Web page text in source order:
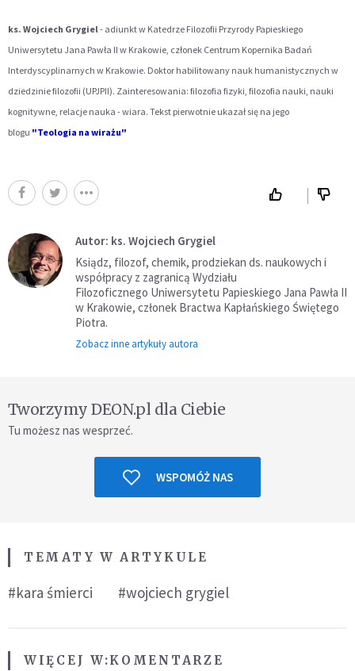
ks. Wojciech Grygiel- adiunkt w Katedrze Filozofii Przyrody Papieskiego
Uniwersytetu Jana Pawła II w Krakowie, członek Centrum Kopernika Badań
Interdyscyplinarnych w Krakowie. Doktor habilitowany nauk humanistycznych w
dziedzinie filozofii (UPJPII). Zainteresowania: filozofia fizyki, filozofia nauki, nauki
kognitywne, relacje nauka - wiara. Tekst pierwotnie ukazał się na jego
blogu "Teologia na wirażu"
Autor: ks. Wojciech Grygiel
Ksiądz, filozof, chemik, prodziekan ds. naukowych i
współpracy z zagranicą Wydziału
Filozoficznego Uniwersytetu Papieskiego Jana Pawła II
w Krakowie, członek Bractwa Kapłańskiego Świętego
Piotra.
Zobacz inne artykuły autora
Tworzymy DEON.pl dla Ciebie
Tu możesz nas wesprzeć.
WSPOMÓŻ NAS
TEMATY W ARTYKULE
#kara śmierci #wojciech grygiel
WIĘCEJ W:KOMENTARZE